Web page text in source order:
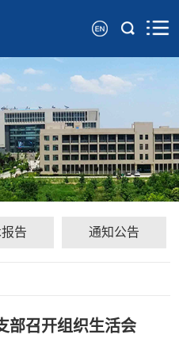
告 通知公告
部召开组织生活会